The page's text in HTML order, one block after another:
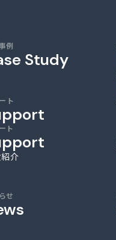
Study
例
ト
ト
介
せ